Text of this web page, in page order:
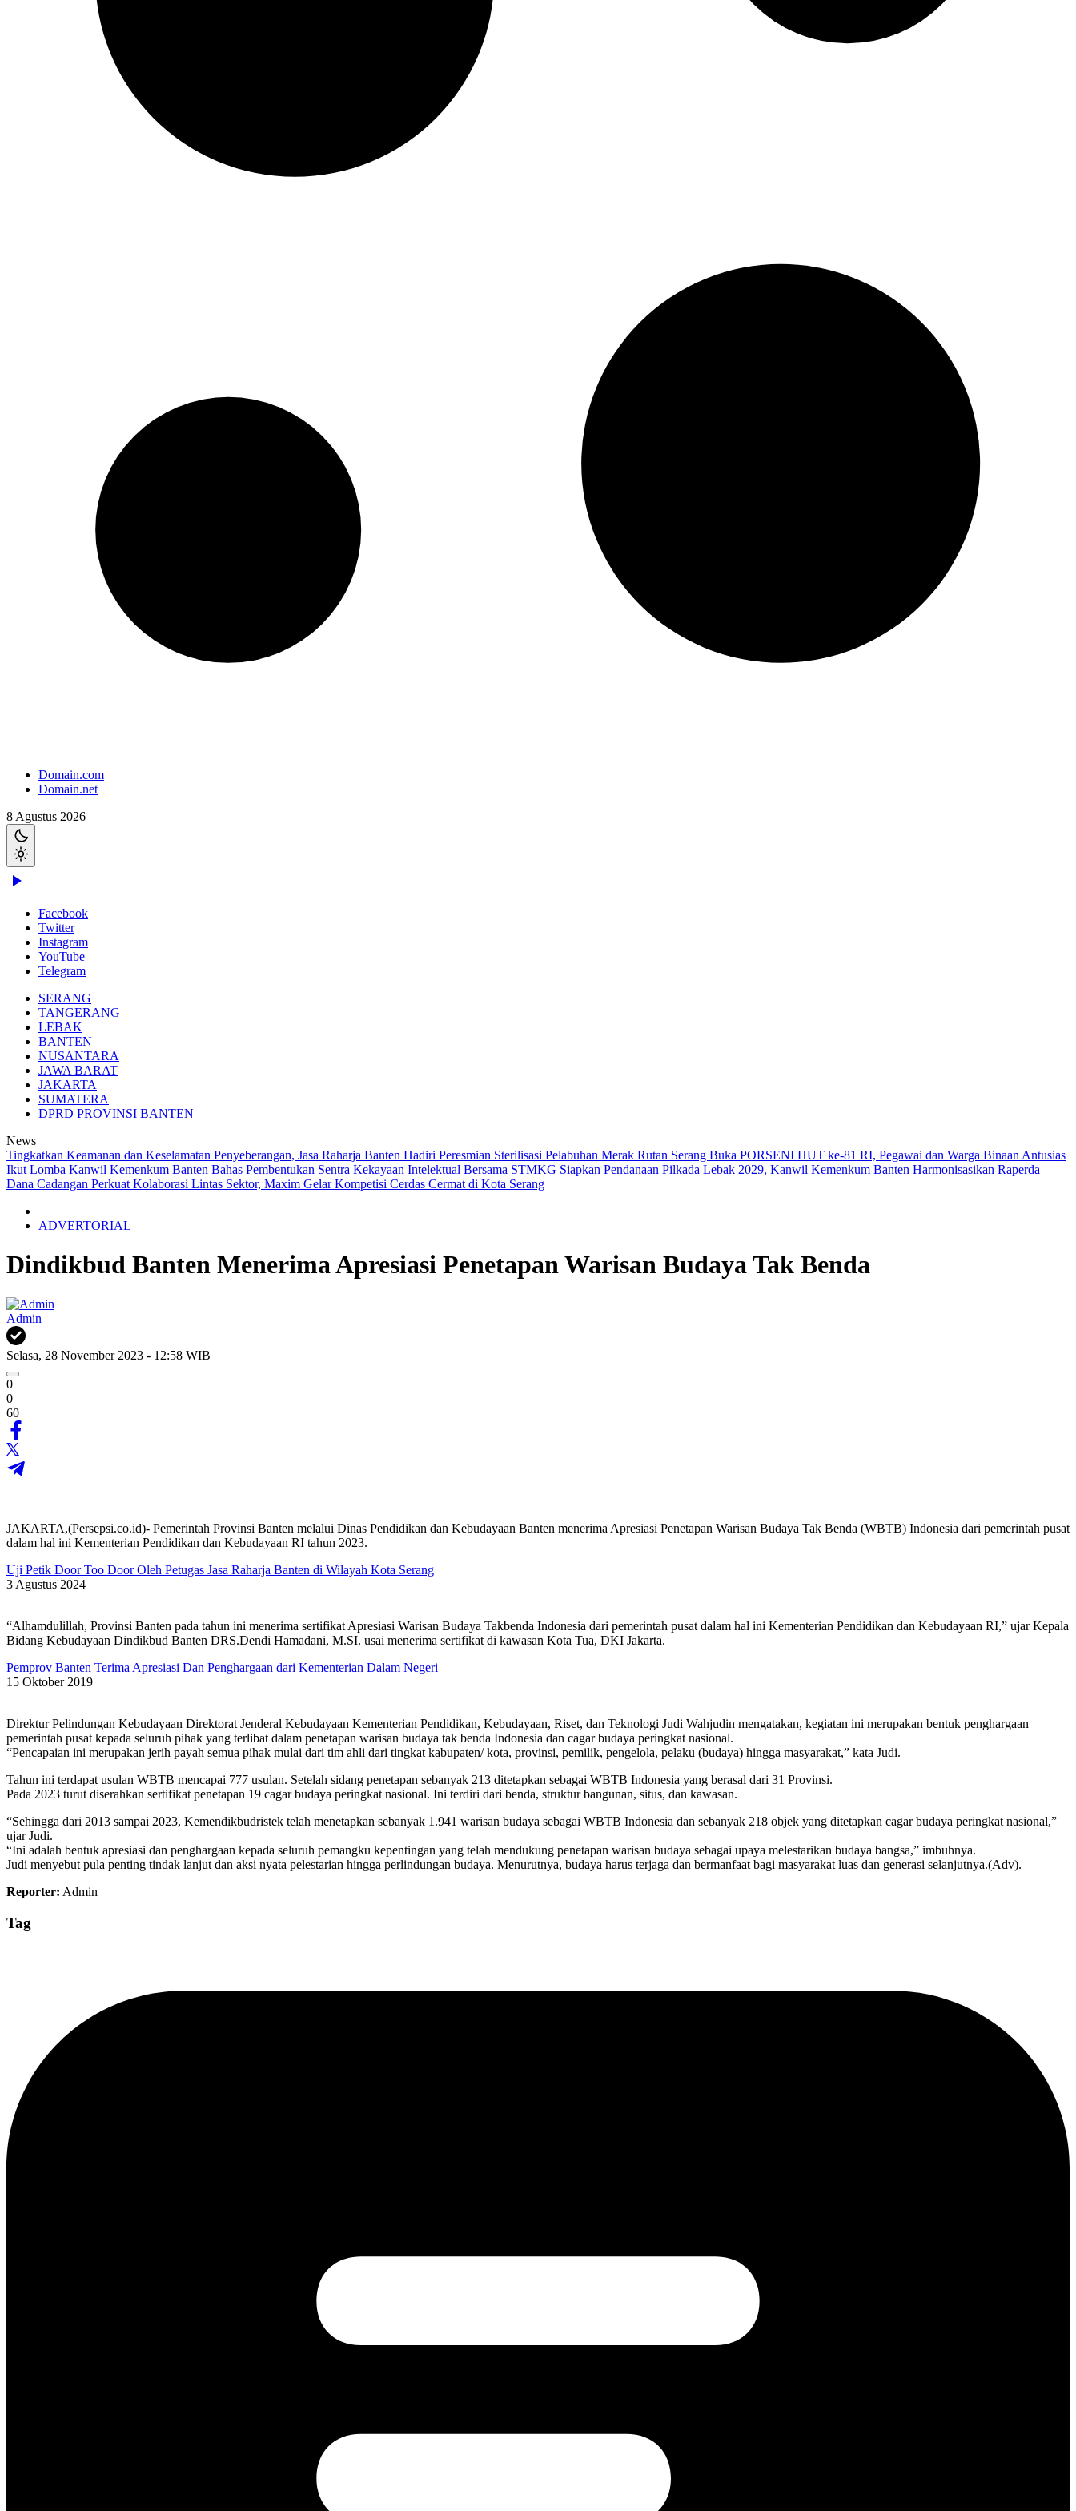
Domain.com
Domain.net
8 Agustus 2026
Facebook
Twitter
Instagram
YouTube
Telegram
SERANG
TANGERANG
LEBAK
BANTEN
NUSANTARA
JAWA BARAT
JAKARTA
SUMATERA
DPRD PROVINSI BANTEN
News
Tingkatkan Keamanan dan Keselamatan Penyeberangan, Jasa Raharja Banten Hadiri Peresmian Sterilisasi Pelabuhan Merak Rutan Serang Buka PORSENI HUT ke-81 RI, Pegawai dan Warga Binaan Antusias
Ikut Lomba Kanwil Kemenkum Banten Bahas Pembentukan Sentra Kekayaan Intelektual Bersama STMKG Siapkan Pendanaan Pilkada Lebak 2029, Kanwil Kemenkum Banten Harmonisasikan Raperda
Dana Cadangan Perkuat Kolaborasi Lintas Sektor, Maxim Gelar Kompetisi Cerdas Cermat di Kota Serang
ADVERTORIAL
Dindikbud Banten Menerima Apresiasi Penetapan Warisan Budaya Tak Benda
Admin
Selasa, 28 November 2023 - 12:58 WIB
0
0
60
JAKARTA,(Persepsi.co.id)- Pemerintah Provinsi Banten melalui Dinas Pendidikan dan Kebudayaan Banten menerima Apresiasi Penetapan Warisan Budaya Tak Benda (WBTB) Indonesia dari pemerintah pusat
dalam hal ini Kementerian Pendidikan dan Kebudayaan RI tahun 2023.
Uji Petik Door Too Door Oleh Petugas Jasa Raharja Banten di Wilayah Kota Serang
3 Agustus 2024
“Alhamdulillah, Provinsi Banten pada tahun ini menerima sertifikat Apresiasi Warisan Budaya Takbenda Indonesia dari pemerintah pusat dalam hal ini Kementerian Pendidikan dan Kebudayaan RI,” ujar Kepala
Bidang Kebudayaan Dindikbud Banten DRS.Dendi Hamadani, M.SI. usai menerima sertifikat di kawasan Kota Tua, DKI Jakarta.
Pemprov Banten Terima Apresiasi Dan Penghargaan dari Kementerian Dalam Negeri
15 Oktober 2019
Direktur Pelindungan Kebudayaan Direktorat Jenderal Kebudayaan Kementerian Pendidikan, Kebudayaan, Riset, dan Teknologi Judi Wahjudin mengatakan, kegiatan ini merupakan bentuk penghargaan
pemerintah pusat kepada seluruh pihak yang terlibat dalam penetapan warisan budaya tak benda Indonesia dan cagar budaya peringkat nasional.
“Pencapaian ini merupakan jerih payah semua pihak mulai dari tim ahli dari tingkat kabupaten/ kota, provinsi, pemilik, pengelola, pelaku (budaya) hingga masyarakat,” kata Judi.
Tahun ini terdapat usulan WBTB mencapai 777 usulan. Setelah sidang penetapan sebanyak 213 ditetapkan sebagai WBTB Indonesia yang berasal dari 31 Provinsi.
Pada 2023 turut diserahkan sertifikat penetapan 19 cagar budaya peringkat nasional. Ini terdiri dari benda, struktur bangunan, situs, dan kawasan.
“Sehingga dari 2013 sampai 2023, Kemendikbudristek telah menetapkan sebanyak 1.941 warisan budaya sebagai WBTB Indonesia dan sebanyak 218 objek yang ditetapkan cagar budaya peringkat nasional,”
ujar Judi.
“Ini adalah bentuk apresiasi dan penghargaan kepada seluruh pemangku kepentingan yang telah mendukung penetapan warisan budaya sebagai upaya melestarikan budaya bangsa,” imbuhnya.
Judi menyebut pula penting tindak lanjut dan aksi nyata pelestarian hingga perlindungan budaya. Menurutnya, budaya harus terjaga dan bermanfaat bagi masyarakat luas dan generasi selanjutnya.(Adv).
Reporter: Admin
Tag